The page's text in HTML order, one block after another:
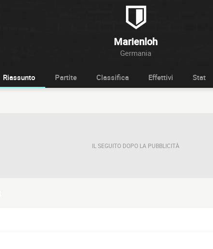
Marienloh
Germania
Riassunto Partite Classifica Effettivi Stat
IL SEGUITO DOPO LA PUBBLICITÀ